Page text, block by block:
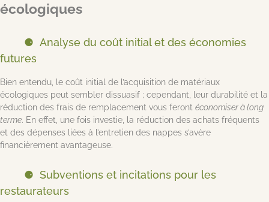
écologiques
Analyse du coût initial et des économies
futures
Bien entendu, le coût initial de l’acquisition de matériaux
écologiques peut sembler dissuasif ; cependant, leur durabilité et la
réduction des frais de remplacement vous feront économiser à long
terme. En effet, une fois investie, la réduction des achats fréquents
et des dépenses liées à l’entretien des nappes s’avère
financièrement avantageuse.
Subventions et incitations pour les
restaurateurs